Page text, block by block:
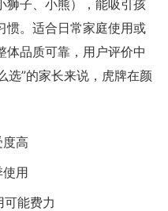
狮子、小熊），能吸引孩
惯。适合日常家庭使用或
体品质可靠，用户评价中
选”的家长来说，虎牌在颜
高
用
能费力